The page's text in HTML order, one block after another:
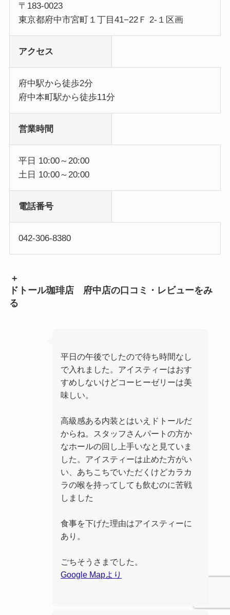
〒183-0023
東京都府中市宮町１丁目41−22Ｆ 2‐１区画
アクセス
府中駅から徒歩2分
府中本町駅から徒歩11分
営業時間
平日 10:00～20:00
土日 10:00～20:00
電話番号
042-306-8380
+
ドトール珈琲店 府中店の口コミ・レビューをみ
る
平日の午後でしたので待ち時間なし
で入れました。アイスティーはおす
すめしないけどコーヒーゼリーは美
味しい。
高級感ある内装とはいえドトールだ
からね。スタッフさんパートの方か
なホールの回し上手いなと見ていま
した。アイスティーは止めた方がい
い、あちこちでいただくけどカラカ
ラの喉を持ってしても飲むのに苦戦
しました
食事を下げた理由はアイスティーに
あり。
ごちそうさまでした。
Google Mapより